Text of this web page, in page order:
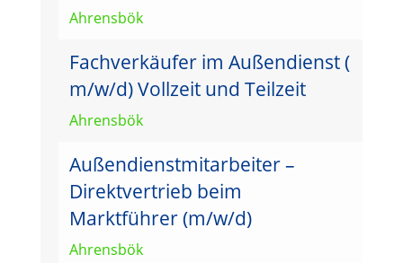
Ahrensbök
Fachverkäufer im Außendienst (
m/w/d) Vollzeit und Teilzeit
Ahrensbök
Außendienstmitarbeiter –
Direktvertrieb beim
Marktführer (m/w/d)
Ahrensbök